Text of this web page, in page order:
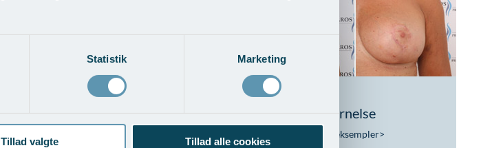
Statistik Marketing
Tillad valgte Tillad alle cookies
Brystløft med udskiftning af
Brystløft og
implantatfjernelse
Vis behandlingseksempler>